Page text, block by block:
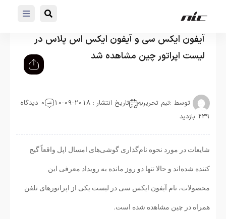
آیفون ایکس سی و آیفون ایکس اس پلاس در
لیست اپراتور چین مشاهده شد
توسط :تیم تحریریه تاریخ انتشار : 2018-09-10
0 دیدگاه
239 بازدید
شایعات در مورد نحوه نام‌گذاری گوشی‌های امسال اپل واقعاً گیج
کننده شده‌اند و حالا تنها دو روز مانده به رویداد معرفی این
محصولات، نام آیفون ایکس سی در لیست یکی از اپراتورهای تلفن
همراه در چین مشاهده شده است.